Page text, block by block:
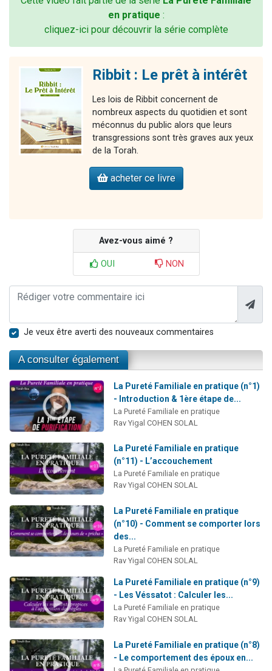
en pratique :
cliquez-ici pour découvrir la série complète
Ribbit : Le prêt à intérêt
Les lois de Ribbit concernent de
nombreux aspects du quotidien et sont
méconnus du public alors que leurs
transgressions sont très graves aux yeux
de la Torah.
acheter ce livre
Avez-vous aimé ?
OUI NON
Je veux être averti des nouveaux commentaires
A consulter également
La Pureté Familiale en pratique (n°1)
- Introduction & 1ère étape de...
La Pureté Familiale en pratique
Rav Yigal COHEN SOLAL
La Pureté Familiale en pratique
(n°11) - L’accouchement
La Pureté Familiale en pratique
Rav Yigal COHEN SOLAL
La Pureté Familiale en pratique
(n°10) - Comment se comporter lors
des...
La Pureté Familiale en pratique
Rav Yigal COHEN SOLAL
La Pureté Familiale en pratique (n°9)
- Les Véssatot : Calculer les...
La Pureté Familiale en pratique
Rav Yigal COHEN SOLAL
La Pureté Familiale en pratique (n°8)
- Le comportement des époux en...